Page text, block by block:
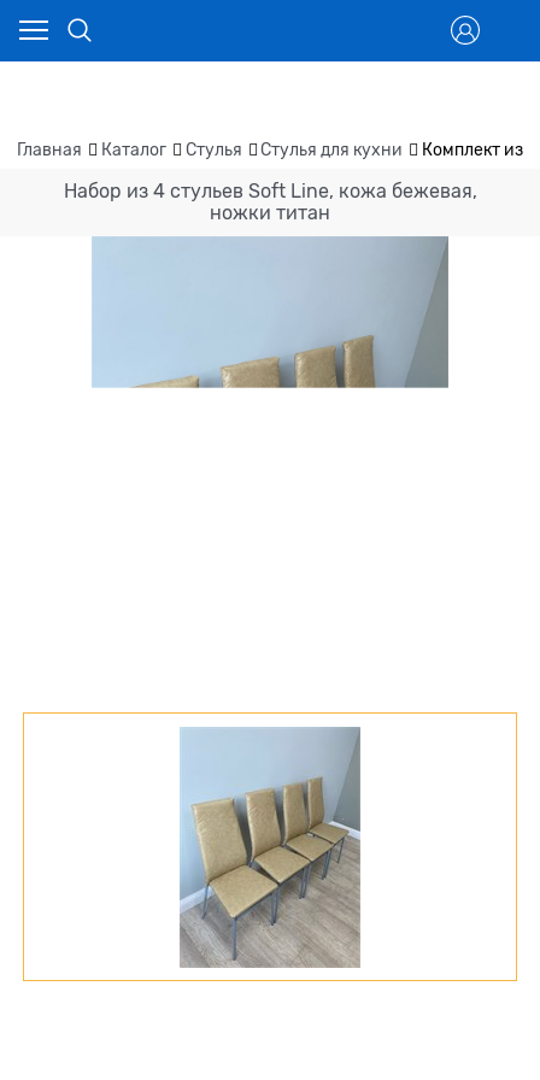
Главная Каталог Стулья Стулья для кухни Комплект из
Набор из 4 стульев Soft Line, кожа бежевая,
ножки титан